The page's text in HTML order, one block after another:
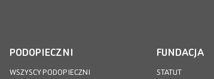
PODOPIECZNI
WSZYSCY PODOPIECZNI
FUNDACJA
STATUT